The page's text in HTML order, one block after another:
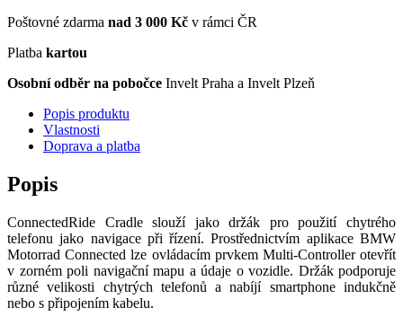
Poštovné zdarma nad 3 000 Kč v rámci ČR
Platba kartou
Osobní odběr na pobočce Invelt Praha a Invelt Plzeň
Popis produktu
Vlastnosti
Doprava a platba
Popis
ConnectedRide Cradle slouží jako držák pro použití chytrého
telefonu jako navigace při řízení. Prostřednictvím aplikace BMW
Motorrad Connected lze ovládacím prvkem Multi-Controller otevřít
v zorném poli navigační mapu a údaje o vozidle. Držák podporuje
různé velikosti chytrých telefonů a nabíjí smartphone indukčně
nebo s připojením kabelu.